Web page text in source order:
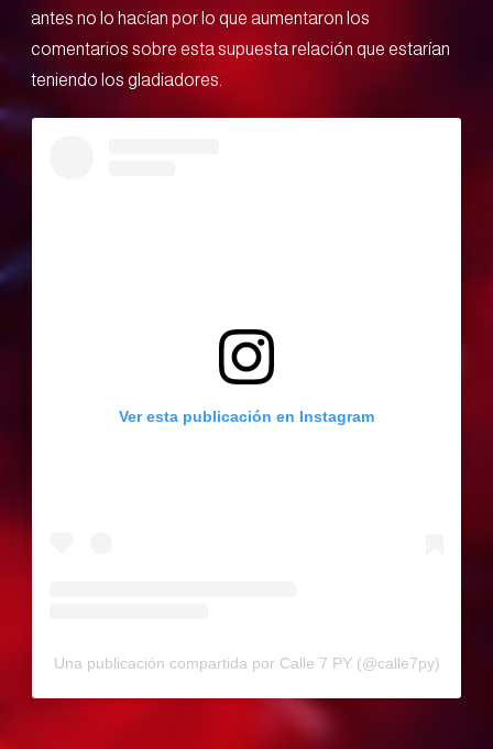
antes no lo hacían por lo que aumentaron los
comentarios sobre esta supuesta relación que estarían
teniendo los gladiadores.
Ver esta publicación en Instagram
Una publicación compartida por Calle 7 PY (@calle7py)